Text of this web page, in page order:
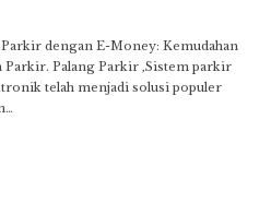
dengan E-Money: Kemudahan
Parkir. Palang Parkir ,Sistem parkir
telah menjadi solusi populer
…